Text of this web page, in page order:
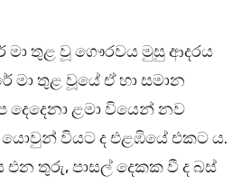
මා තුළ වූ ගෞරවය මුසු ආදරය
මා තුළ වූයේ ඒ හා සමාන
දෙදෙනා ළමා වියෙන් නව
වියට ද එළඹියේ එකට ය.
එන තුරු, පාසල් දෙකක වී ද බස්